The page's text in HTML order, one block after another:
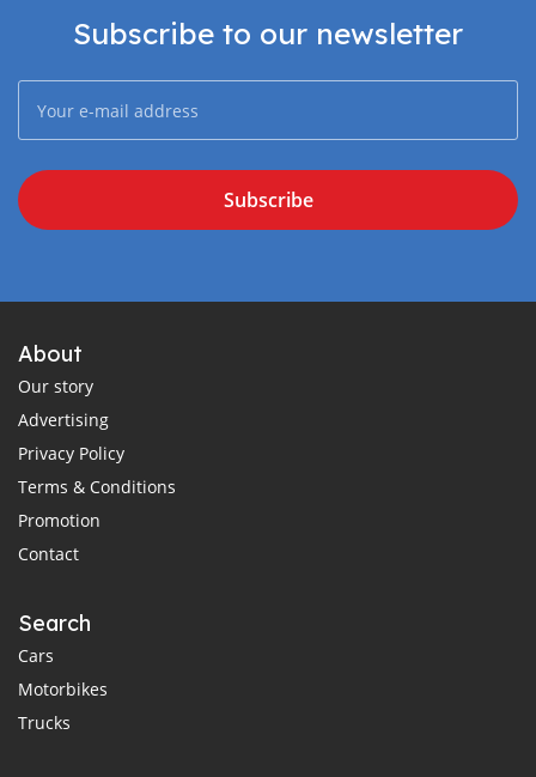
Subscribe to our newsletter
Subscribe
About
Our story
Advertising
Privacy Policy
Terms & Conditions
Promotion
Contact
Search
Cars
Motorbikes
Trucks